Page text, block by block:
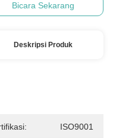
Bicara Sekarang
Deskripsi Produk
ISO9001